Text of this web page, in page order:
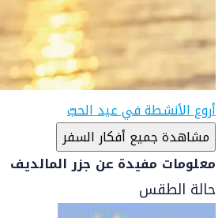
أروع الأنشطة في عيد الحبّ
مشاهدة جميع أفكار السفر
معلومات مفيدة عن جزر المالديف
حالة الطقس